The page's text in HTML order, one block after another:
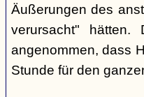
Äußerungen des
verursacht" hätten.
angenommen, dass
Stunde für den